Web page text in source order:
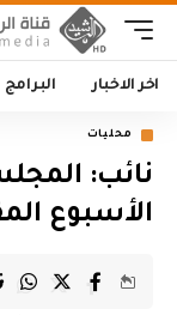
اخر الاخبار البرامج
محليات
نائب:
الأسبوع